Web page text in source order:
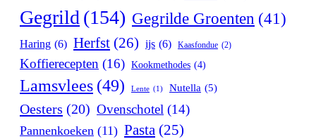
Gegrild (154) Gegrilde Groenten (41)
Haring (6) Herfst (26) ijs (6) Kaasfondue (2)
Koffierecepten (16) Kookmethodes (4)
Lamsvlees (49) Lente (1) Nutella (5)
Oesters (20) Ovenschotel (14)
Pannenkoeken (11) Pasta (25)